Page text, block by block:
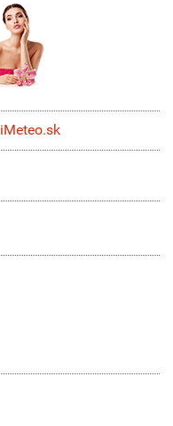
iMeteo.sk